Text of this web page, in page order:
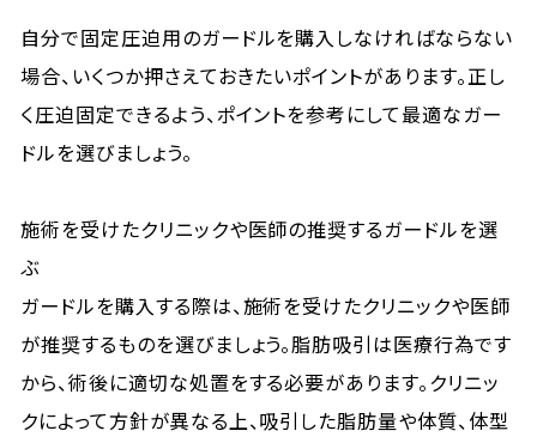
自分で固定圧迫用のガードルを購入しなければならない
場合、いくつか押さえておきたいポイントがあります。正し
く圧迫固定できるよう、ポイントを参考にして最適なガー
ドルを選びましょう。
施術を受けたクリニックや医師の推奨するガードルを選
ぶ
ガードルを購入する際は、施術を受けたクリニックや医師
が推奨するものを選びましょう。脂肪吸引は医療行為です
から、術後に適切な処置をする必要があります。クリニッ
クによって方針が異なる上、吸引した脂肪量や体質、体型